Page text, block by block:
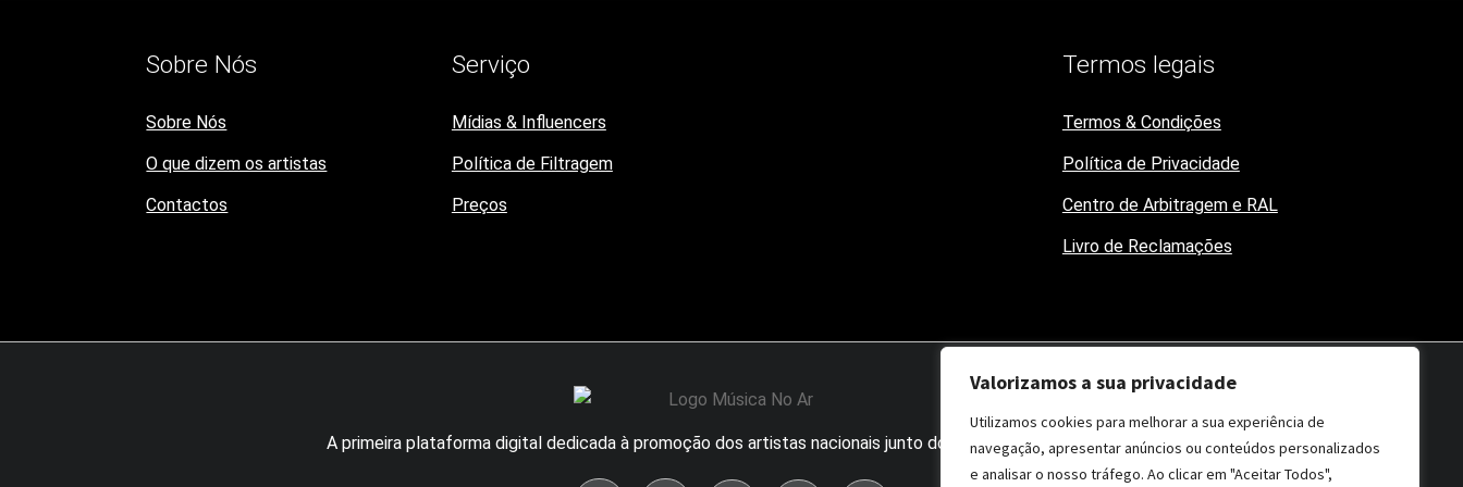
Valorizamos a sua privacidade
Utilizamos cookies para melhorar a sua experiência de
navegação, apresentar anúncios ou conteúdos personalizados
e analisar o nosso tráfego. Ao clicar em "Aceitar Todos",
Sobre Nós
Sobre Nós
O que dizem os artistas
Contactos
Serviço
Mídias & Influencers
Política de Filtragem
Preços
Termos legais
Termos & Condições
Política de Privacidade
Centro de Arbitragem e RAL
Livro de Reclamações
A primeira plataforma digital dedicada à promoção dos artistas nacionais junto dos influenciadores da área.